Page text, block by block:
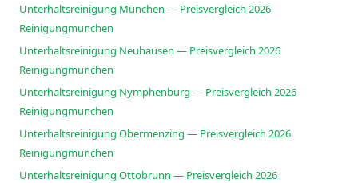
Unterhaltsreinigung München — Preisvergleich 2026
Reinigungmunchen
Unterhaltsreinigung Neuhausen — Preisvergleich 2026
Reinigungmunchen
Unterhaltsreinigung Nymphenburg — Preisvergleich 2026
Reinigungmunchen
Unterhaltsreinigung Obermenzing — Preisvergleich 2026
Reinigungmunchen
Unterhaltsreinigung Ottobrunn — Preisvergleich 2026